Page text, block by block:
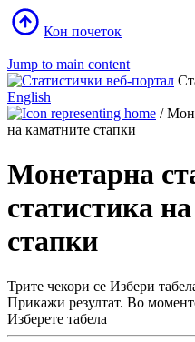
Кон почеток
Jump to main content
English
/
на каматните стапки
Монетарна
статистика
стапки
Трите чекори се Избери
Прикажи резултат. Во
Изберете табела